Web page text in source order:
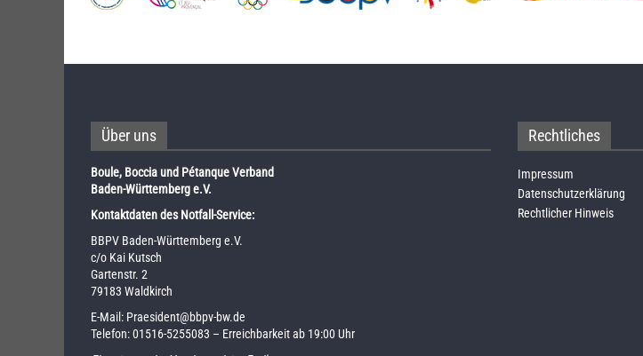
Über uns
Boule, Boccia und Pétanque Verband
Baden-Württemberg e.V.
Kontaktdaten des Notfall-Service:
BBPV Baden-Württemberg e.V.
c/o Kai Kutsch
Gartenstr. 2
79183 Waldkirch
E-Mail: Praesident@bbpv-bw.de
Telefon:01516-5255083 – Erreichbarkeit ab 19:00 Uhr
Rechtliches
Impressum
Datenschutzerklärung
Rechtlicher Hinweis